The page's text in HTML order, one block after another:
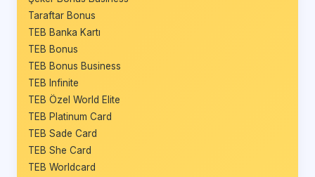
Taraftar Bonus
TEB Banka Kartı
TEB Bonus
TEB Bonus Business
TEB Infinite
TEB Özel World Elite
TEB Platinum Card
TEB Sade Card
TEB She Card
TEB Worldcard